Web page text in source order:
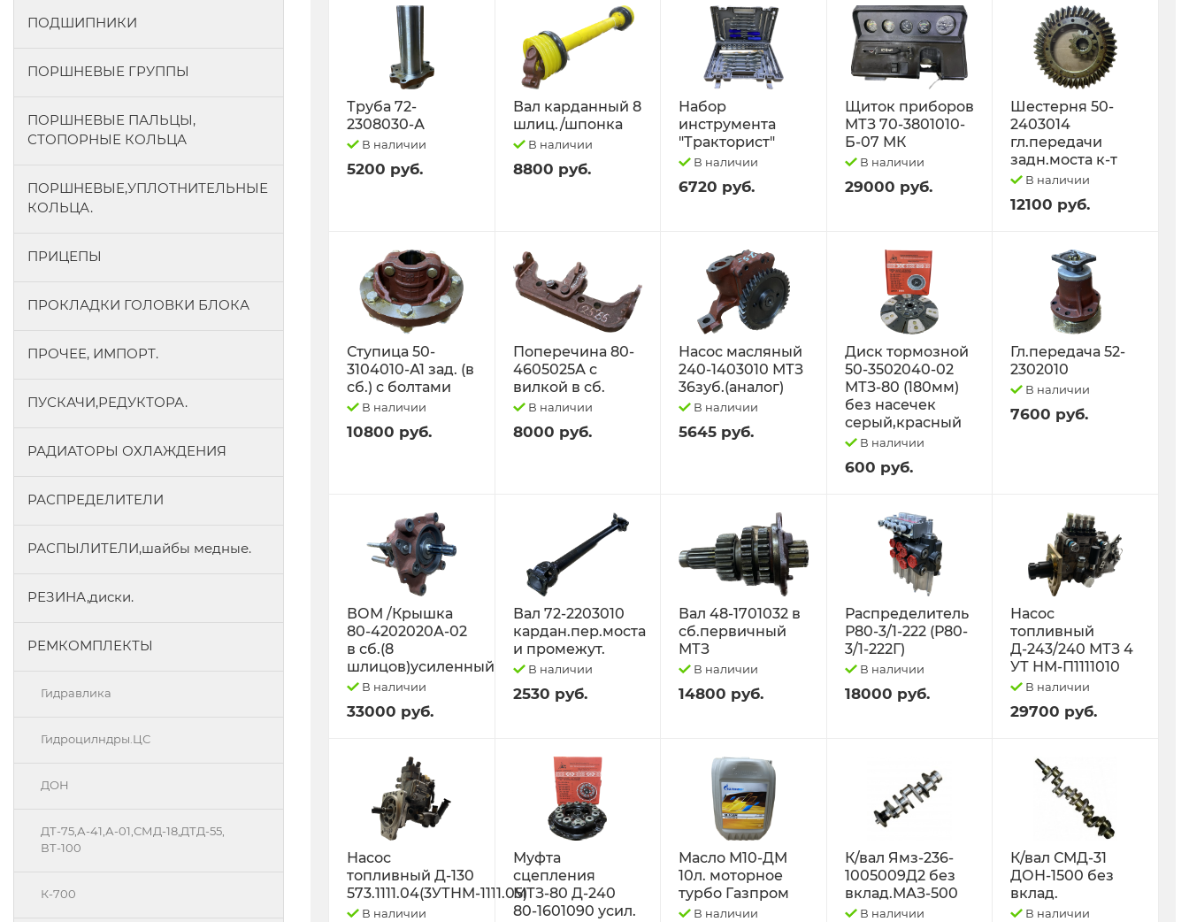
ПОДШИПНИКИ
ПОРШНЕВЫЕ ГРУППЫ
ПОРШНЕВЫЕ ПАЛЬЦЫ,
СТОПОРНЫЕ КОЛЬЦА
ПОРШНЕВЫЕ,УПЛОТНИТЕЛЬНЫЕ
КОЛЬЦА.
ПРИЦЕПЫ
ПРОКЛАДКИ ГОЛОВКИ БЛОКА
ПРОЧЕЕ, ИМПОРТ.
ПУСКАЧИ,РЕДУКТОРА.
РАДИАТОРЫ ОХЛАЖДЕНИЯ
РАСПРЕДЕЛИТЕЛИ
РАСПЫЛИТЕЛИ,шайбы медные.
РЕЗИНА,диски.
РЕМКОМПЛЕКТЫ
Гидравлика
Гидроцилндры.ЦС
ДОН
ДТ-75,А-41,А-01,СМД-18,ДТД-55,
ВТ-100
К-700
Труба 72-
2308030-А
В наличии
5200 руб.
Вал карданный 8
шлиц./шпонка
В наличии
8800 руб.
Набор
инструмента
"Тракторист"
В наличии
6720 руб.
Щиток приборов
МТЗ 70-3801010-
Б-07 МК
В наличии
29000 руб.
Шестерня 50-
2403014
гл.передачи
задн.моста к-т
В наличии
12100 руб.
Ступица 50-
3104010-А1 зад. (в
сб.) с болтами
В наличии
10800 руб.
Поперечина 80-
4605025А с
вилкой в сб.
В наличии
8000 руб.
Насос масляный
240-1403010 МТЗ
36зуб.(аналог)
В наличии
5645 руб.
Диск тормозной
50-3502040-02
МТЗ-80 (180мм)
без насечек
серый,красный
В наличии
600 руб.
Гл.передача 52-
2302010
В наличии
7600 руб.
ВОМ /Крышка
80-4202020А-02
в сб.(8
шлицов)усиленный
В наличии
33000 руб.
Вал 72-2203010
кардан.пер.моста
и промежут.
В наличии
2530 руб.
Вал 48-1701032 в
сб.первичный
МТЗ
В наличии
14800 руб.
Распределитель
Р80-3/1-222 (Р80-
3/1-222Г)
В наличии
18000 руб.
Насос
топливный
Д-243/240 МТЗ 4
УТ НМ-П1111010
В наличии
29700 руб.
Насос
топливный Д-130
573.1111.04(3УТНМ-1111.05)
В наличии
Муфта
сцепления
МТЗ-80 Д-240
80-1601090 усил.
Масло М10-ДМ
10л. моторное
турбо Газпром
В наличии
К/вал Ямз-236-
1005009Д2 без
вклад.МАЗ-500
В наличии
К/вал СМД-31
ДОН-1500 без
вклад.
В наличии